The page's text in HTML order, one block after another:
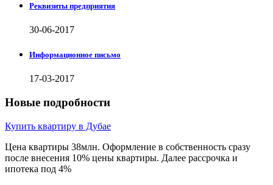
Реквизиты предприятия
30-06-2017
Информационное письмо
17-03-2017
Новые подробности
Купить квартиру в Дубае
Цена квартиры 38млн. Оформление в собственность сразу
после внесения 10% цены квартиры. Далее рассрочка и
ипотека под 4%